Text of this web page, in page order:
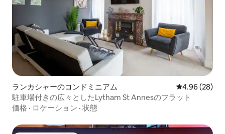
ランカシャーのコンドミニアム レビュー28
4.96 (28)
駐車場付きの広々としたLytham St Annesのフラット
価格 · ロケーション · 状態